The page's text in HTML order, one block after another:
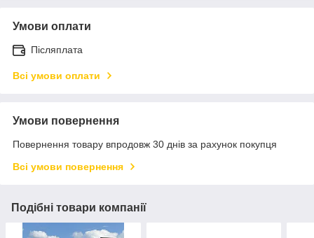
Умови оплати
Післяплата
Всі умови оплати
Умови повернення
Повернення товару впродовж 30 днів за рахунок покупця
Всі умови повернення
Подібні товари компанії